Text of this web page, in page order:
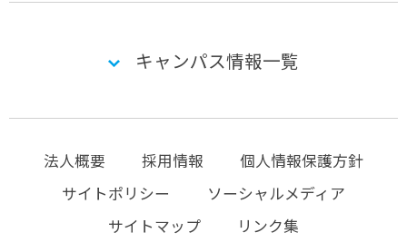
キャンパス情報一覧
法人概要 採用情報
個人情報保護方針
サイトポリシー
ソーシャルメディア
サイトマップ
リンク集